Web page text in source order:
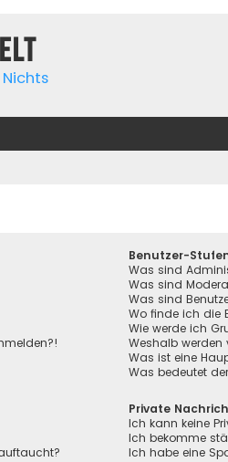
Benutzer-
Was sind
Was sind
Was sind
Wo finde ich die
Wie werde ich
Weshalb werden
Was ist eine
Was bedeutet
Private
Ich kann keine
Ich bekomme
Ich habe eine